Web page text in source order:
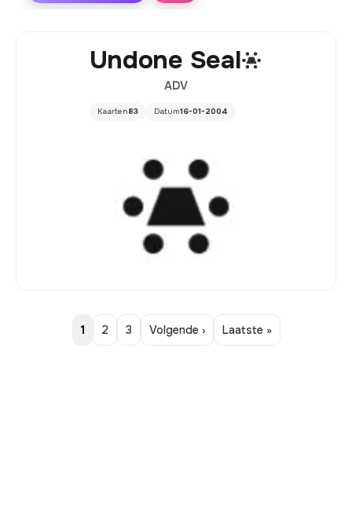
Undone Seal
ADV
Kaarten83 Datum16-01-2004
1 2 3 Volgende › Laatste »